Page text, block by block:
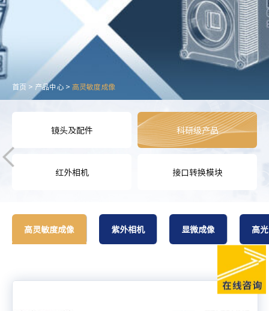
首页 > 产品中心 > 高灵敏度成像
镜头及配件
红外相机
科研级产品
接口转换模块
高灵敏度成像 紫外相机 显微成像 高